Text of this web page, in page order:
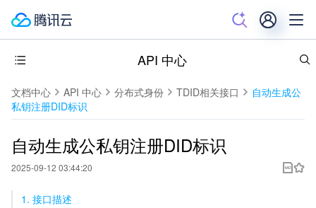
API 中心
文档中心 API 中心 分布式身份 TDID相关接口
自动生成公
私钥注册DID标识
自动生成公私钥注册DID标识
2025-09-12 03:44:20
1. 接口描述